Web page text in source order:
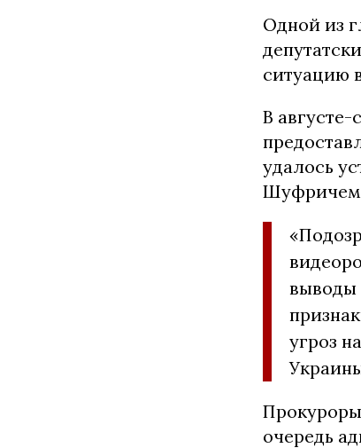
Одной из
ситуацию
В августе-
удалось
выводы
угроз
очередь